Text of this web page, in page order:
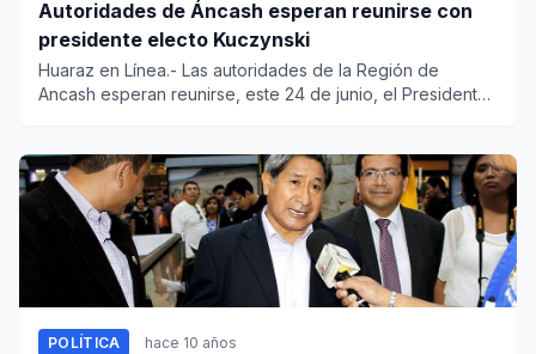
Autoridades de Áncash esperan reunirse con
presidente electo Kuczynski
Huaraz en Línea.- Las autoridades de la Región de
Ancash esperan reunirse, este 24 de junio, el Presidente
POLÍTICA hace 10 años